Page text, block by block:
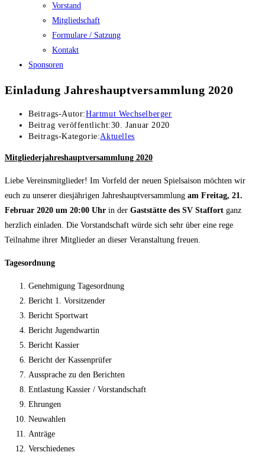
Vorstand
Mitgliedschaft
Formulare / Satzung
Kontakt
Sponsoren
Einladung Jahreshauptversammlung 2020
Beitrags-Autor:Hartmut Wechselberger
Beitrag veröffentlicht:30. Januar 2020
Beitrags-Kategorie:Aktuelles
Mitgliederjahreshauptversammlung 2020
Liebe Vereinsmitglieder! Im Vorfeld der neuen Spielsaison möchten wir
euch zu unserer diesjährigen Jahreshauptversammlung am Freitag, 21.
Februar 2020 um 20:00 Uhr in der Gaststätte des SV Staffort ganz
herzlich einladen. Die Vorstandschaft würde sich sehr über eine rege
Teilnahme ihrer Mitglieder an dieser Veranstaltung freuen.
Tagesordnung
Genehmigung Tagesordnung
Bericht 1. Vorsitzender
Bericht Sportwart
Bericht Jugendwartin
Bericht Kassier
Bericht der Kassenprüfer
Aussprache zu den Berichten
Entlastung Kassier / Vorstandschaft
Ehrungen
Neuwahlen
Anträge
Verschiedenes